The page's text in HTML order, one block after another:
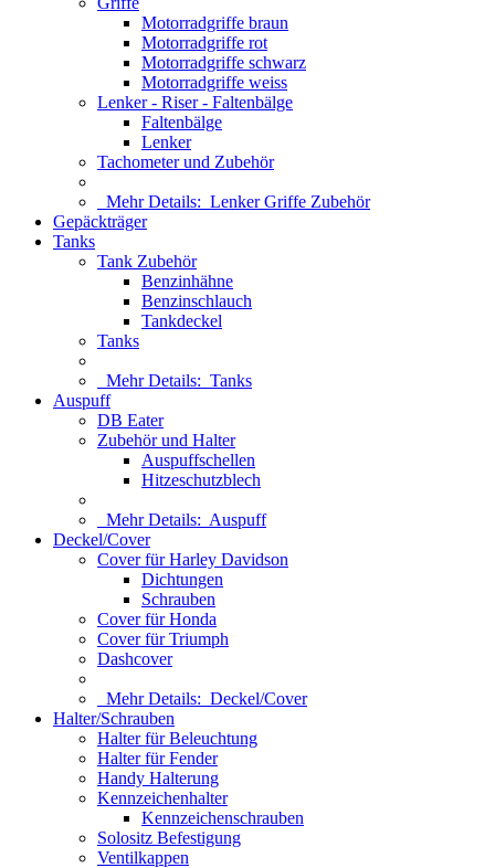
Motorradgriffe braun
Motorradgriffe rot
Motorradgriffe schwarz
Motorradgriffe weiss
Lenker - Riser - Faltenbälge
Faltenbälge
Lenker
Tachometer und Zubehör
Mehr Details: Lenker Griffe Zubehör
Gepäckträger
Tanks
Tank Zubehör
Benzinhähne
Benzinschlauch
Tankdeckel
Tanks
Mehr Details: Tanks
Auspuff
DB Eater
Zubehör und Halter
Auspuffschellen
Hitzeschutzblech
Mehr Details: Auspuff
Deckel/Cover
Cover für Harley Davidson
Dichtungen
Schrauben
Cover für Honda
Cover für Triumph
Dashcover
Mehr Details: Deckel/Cover
Halter/Schrauben
Halter für Beleuchtung
Halter für Fender
Handy Halterung
Kennzeichenhalter
Kennzeichenschrauben
Solositz Befestigung
Ventilkappen